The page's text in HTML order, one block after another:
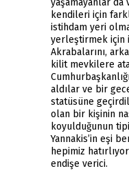
yaşamayanlar da
kendileri için
istihdam yeri
yerleştirmek için
Akrabalarını,
kilit mevkilere
aldılar ve bir
statüsüne
olan bir kişinin
koyulduğunun
Yannakis’in eşi
hepimiz
endişe verici.